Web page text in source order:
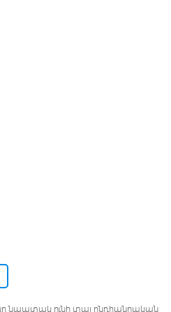
նպատակ ունի տալ ընդհանրական